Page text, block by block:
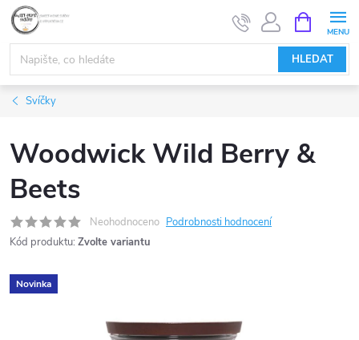
Přejít
obsah
HLEDAT
NÁKUPNÍ
KOŠÍK
Svíčky
Woodwick Wild Berry &
Beets
Neohodnoceno Podrobnosti hodnocení
Kód produktu: Zvolte variantu
Novinka